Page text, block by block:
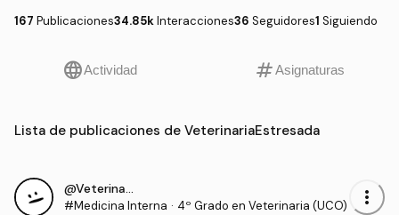
167 Publicaciones34.85kInteracciones36 Seguidores1 Siguiendo
languageActividad tagAsignaturas
Lista de publicaciones de VeterinariaEstresada
@VeterinariaEstresada
#Medicina Interna · 4º Grado en Veterinaria (UCO) more_vert